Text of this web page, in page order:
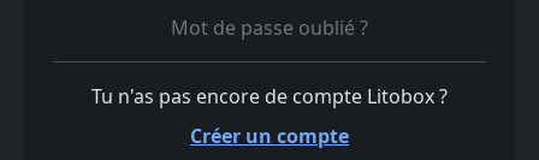
Mot de passe oublié ?
Tu n'as pas encore de compte Litobox ?
Créer un compte